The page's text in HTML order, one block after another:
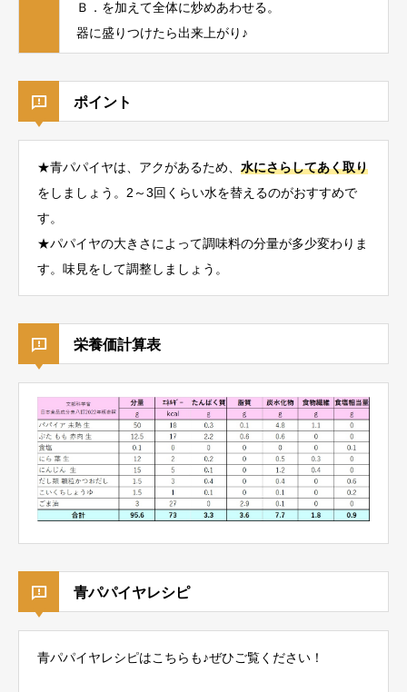
Ｂ．を加えて全体に炒めあわせる。
器に盛りつけたら出来上がり♪
ポイント
★青パパイヤは、アクがあるため、 水にさらしてあく取り
をしましょう。2～3回くらい水を替えるのがおすすめで
す。
★パパイヤの大きさによって調味料の分量が多少変わりま
す。味見をして調整しましょう。
栄養価計算表
青パパイヤレシピ
青パパイヤレシピはこちらも♪ぜひご覧ください！